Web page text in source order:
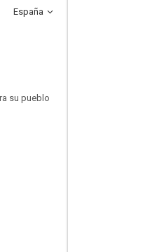
España
su pueblo